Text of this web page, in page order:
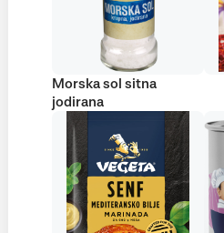
Morska sol sitna
jodirana